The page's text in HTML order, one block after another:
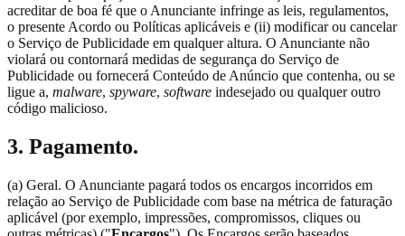
acreditar de boa fé que o Anunciante infringe as leis, regulamentos,
o presente Acordo ou Políticas aplicáveis e (ii) modificar ou cancelar
o Serviço de Publicidade em qualquer altura. O Anunciante não
violará ou contornará medidas de segurança do Serviço de
Publicidade ou fornecerá Conteúdo de Anúncio que contenha, ou se
ligue a, malware, spyware, software indesejado ou qualquer outro
código malicioso.
3. Pagamento.
(a) Geral. O Anunciante pagará todos os encargos incorridos em
relação ao Serviço de Publicidade com base na métrica de faturação
aplicável (por exemplo, impressões, compromissos, cliques ou